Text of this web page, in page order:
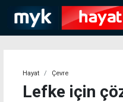
Hayat Çevre
Lefke için